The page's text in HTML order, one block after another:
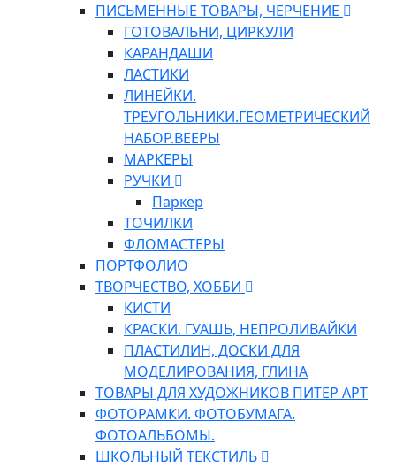
ПИСЬМЕННЫЕ ТОВАРЫ, ЧЕРЧЕНИЕ
ГОТОВАЛЬНИ, ЦИРКУЛИ
КАРАНДАШИ
ЛАСТИКИ
ЛИНЕЙКИ.
ТРЕУГОЛЬНИКИ.ГЕОМЕТРИЧЕСКИЙ
НАБОР.ВЕЕРЫ
МАРКЕРЫ
РУЧКИ
Паркер
ТОЧИЛКИ
ФЛОМАСТЕРЫ
ПОРТФОЛИО
ТВОРЧЕСТВО, ХОББИ
КИСТИ
КРАСКИ. ГУАШЬ, НЕПРОЛИВАЙКИ
ПЛАСТИЛИН, ДОСКИ ДЛЯ
МОДЕЛИРОВАНИЯ, ГЛИНА
ТОВАРЫ ДЛЯ ХУДОЖНИКОВ ПИТЕР АРТ
ФОТОРАМКИ. ФОТОБУМАГА.
ФОТОАЛЬБОМЫ.
ШКОЛЬНЫЙ ТЕКСТИЛЬ